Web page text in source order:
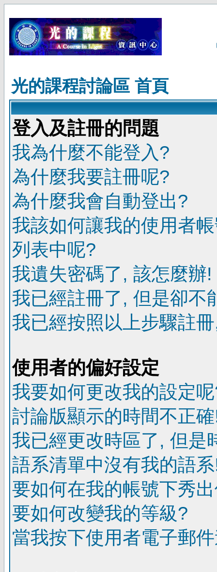
光的課程討論區 首頁
登入及註冊的問題
我為什麼不能登入?
為什麼我要註冊呢?
為什麼我會自動登出?
我該如何讓我的使用者
列表中呢?
我遺失密碼了, 該怎麼辦!
我已經註冊了, 但是卻不
我已經按照以上步驟註
使用者的偏好設定
我要如何更改我的設定
討論版顯示的時間不正
我已經更改時區了, 但是
語系清單中沒有我的語
要如何在我的帳號下秀
要如何改變我的等級?
當我按下使用者電子郵